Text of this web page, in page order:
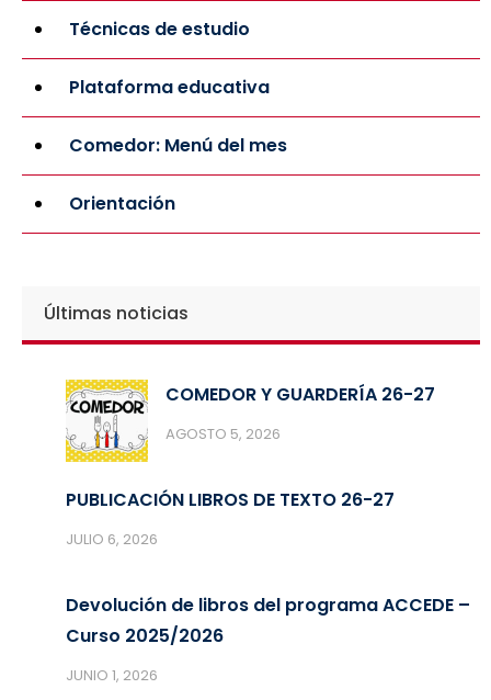
Técnicas de estudio
Plataforma educativa
Comedor: Menú del mes
Orientación
Últimas noticias
COMEDOR Y GUARDERÍA 26-27
AGOSTO 5, 2026
PUBLICACIÓN LIBROS DE TEXTO 26-27
JULIO 6, 2026
Devolución de libros del programa ACCEDE –
Curso 2025/2026
JUNIO 1, 2026